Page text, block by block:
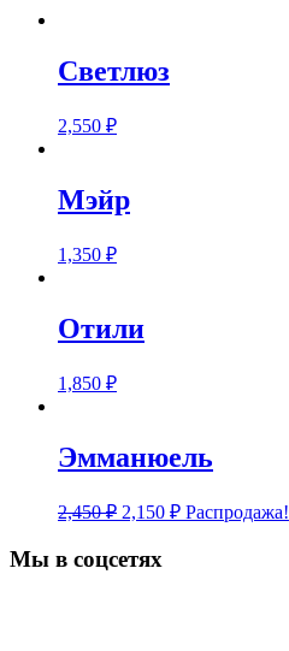
Светлюз
2,550 ₽
Мэйр
1,350 ₽
Отили
1,850 ₽
Эмманюель
2,450₽ 2,150 ₽ Распродажа!
Мы в соцсетях